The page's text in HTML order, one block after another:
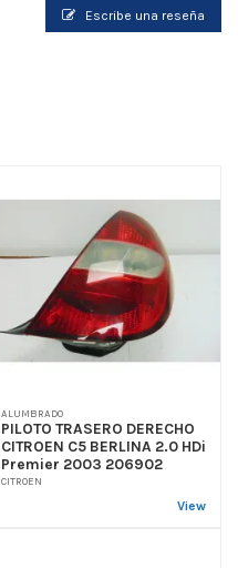
Escribe una reseña
ALUMBRADO
PILOTO TRASERO DERECHO
CITROEN C5 BERLINA 2.0 HDi
Premier 2003 206902
CITROEN
View